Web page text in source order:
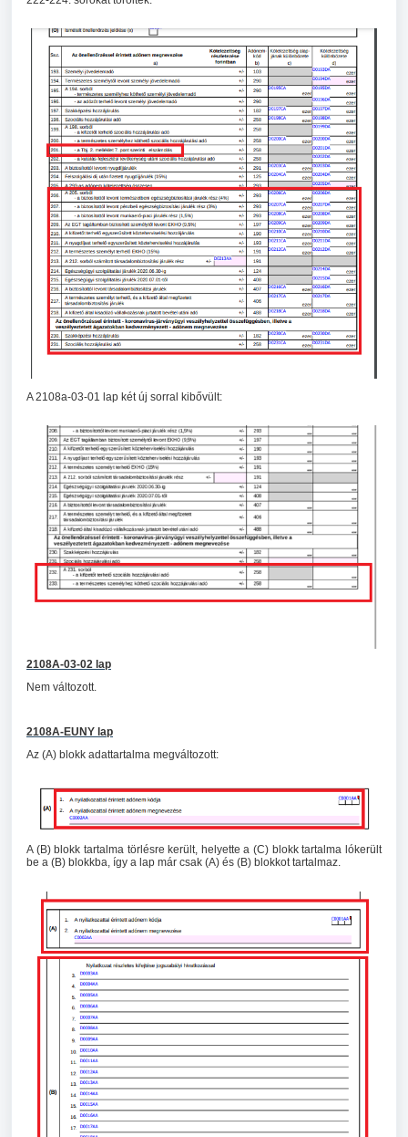
A 2108a-03-01 lap két új sorral kibővült:
2108A-03-02 lap
Nem változott.
2108A-EUNY lap
Az (A) blokk adattartalma megváltozott:
A (B) blokk tartalma törlésre került, helyette a (C) blokk tartalma lókerült
be a (B) blokkba, így a lap már csak (A) és (B) blokkot tartalmaz.